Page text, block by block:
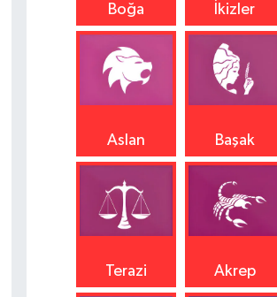
Boğa İkizler
Aslan Başak
Terazi Akrep